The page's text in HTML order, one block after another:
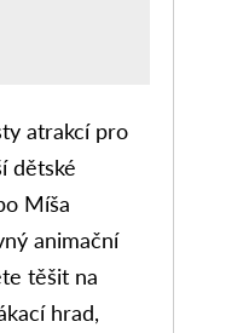
atrakcí pro
dětské
Míša
animační
těšit na
hrad,